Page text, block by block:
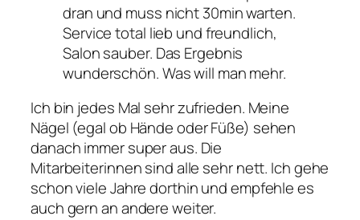
dran und muss nicht 30min warten.
Service total lieb und freundlich,
Salon sauber. Das Ergebnis
wunderschön. Was will man mehr.
Ich bin jedes Mal sehr zufrieden. Meine
Nägel (egal ob Hände oder Füße) sehen
danach immer super aus. Die
Mitarbeiterinnen sind alle sehr nett. Ich gehe
schon viele Jahre dorthin und empfehle es
auch gern an andere weiter.